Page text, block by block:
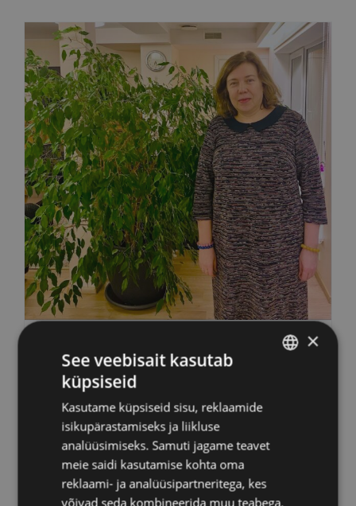
Jelizaveta: Detox-
programm aitas mul
tervise tasakaalu
taastada juba paari
päevaga
×
See veebisait kasutab
küpsiseid
Kasutame küpsiseid sisu, reklaamide
isikupärastamiseks ja liikluse
analüüsimiseks. Samuti jagame teavet
meie saidi kasutamise kohta oma
reklaami- ja analüüsipartneritega, kes
võivad seda kombineerida muu teabega,